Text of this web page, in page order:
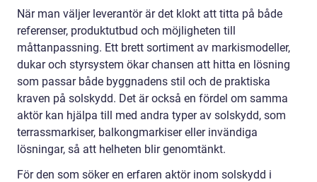
När man väljer leverantör är det klokt att titta på både
referenser, produktutbud och möjligheten till
måttanpassning. Ett brett sortiment av markismodeller,
dukar och styrsystem ökar chansen att hitta en lösning
som passar både byggnadens stil och de praktiska
kraven på solskydd. Det är också en fördel om samma
aktör kan hjälpa till med andra typer av solskydd, som
terrassmarkiser, balkongmarkiser eller invändiga
lösningar, så att helheten blir genomtänkt.
För den som söker en erfaren aktör inom solskydd i